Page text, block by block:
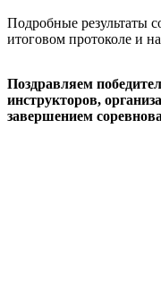
Подробные результаты
итоговом протоколе и на
Поздравляем
инструкторов,
завершением